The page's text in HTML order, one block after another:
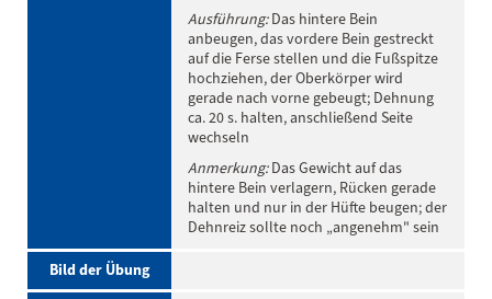
Ausführung:Das hintere Bein
anbeugen, das vordere Bein gestreckt
auf die Ferse stellen und die Fußspitze
hochziehen, der Oberkörper wird
gerade nach vorne gebeugt; Dehnung
ca. 20 s. halten, anschließend Seite
wechseln
Anmerkung:Das Gewicht auf das
hintere Bein verlagern, Rücken gerade
halten und nur in der Hüfte beugen; der
Dehnreiz sollte noch „angenehm" sein
Bild der Übung